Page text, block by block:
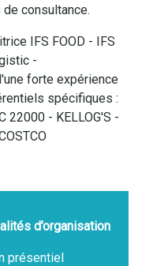
consultance.
IFS FOOD - IFS
-
forte expérience
spécifiques :
22000 - KELLOG'S -
d’organisation
présentiel